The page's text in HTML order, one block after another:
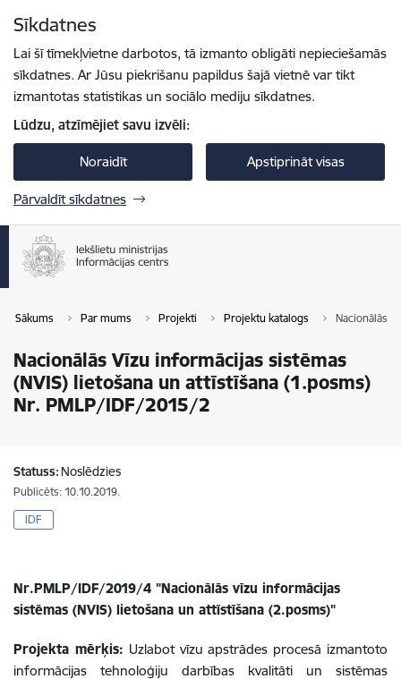
Sīkdatnes
Lai šī tīmekļvietne darbotos, tā izmanto obligāti nepieciešamās
sīkdatnes. Ar Jūsu piekrišanu papildus šajā vietnē var tikt
izmantotas statistikas un sociālo mediju sīkdatnes.
Lūdzu, atzīmējiet savu izvēli:
Noraidīt Apstiprināt visas
Pārvaldīt sīkdatnes
Sākums Par mums Projekti Projektu katalogs Nacionālās
Nacionālās Vīzu informācijas sistēmas
(NVIS) lietošana un attīstīšana (1.posms)
Nr. PMLP/IDF/2015/2
Statuss: Noslēdzies
Publicēts: 10.10.2019.
IDF
Nr.PMLP/IDF/2019/4 "Nacionālās vīzu informācijas
sistēmas (NVIS) lietošana un attīstīšana (2.posms)"
Projekta mērķis: Uzlabot vīzu apstrādes procesā izmantoto
informācijas tehnoloģiju darbības kvalitāti un sistēmas